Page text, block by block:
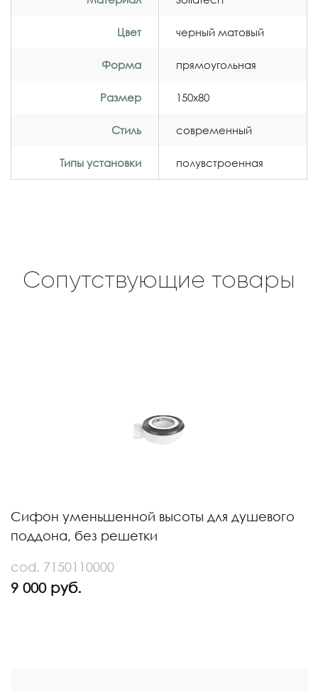
Цвет черный матовый
Форма прямоугольная
Размер 150x80
Стиль современный
Типы установки полувстроенная
Сопутствующие товары
Сифон уменьшенной высоты для душевого
поддона, без решетки
cod. 7150110000
9 000 руб.